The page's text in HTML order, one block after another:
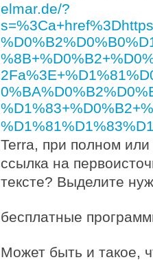
elmar.de/?
Terra, при полном
ссылка на
тексте? Выделите
бесплатные
Может быть и такое,